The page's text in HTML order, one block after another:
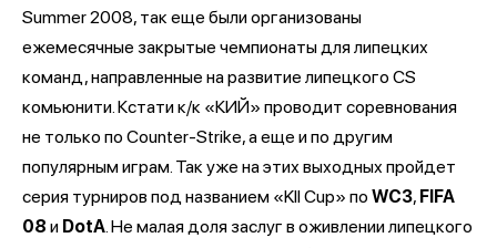
Summer 2008, так еще были организованы
ежемесячные закрытые чемпионаты для липецких
команд, направленные на развитие липецкого CS
комьюнити. Кстати к/к «КИЙ» проводит соревнования
не только по Counter-Strike, а еще и по другим
популярным играм. Так уже на этих выходных пройдет
серия турниров под названием «KII Cup» по WC3, FIFA
08 и DotA . Не малая доля заслуг в оживлении липецкого